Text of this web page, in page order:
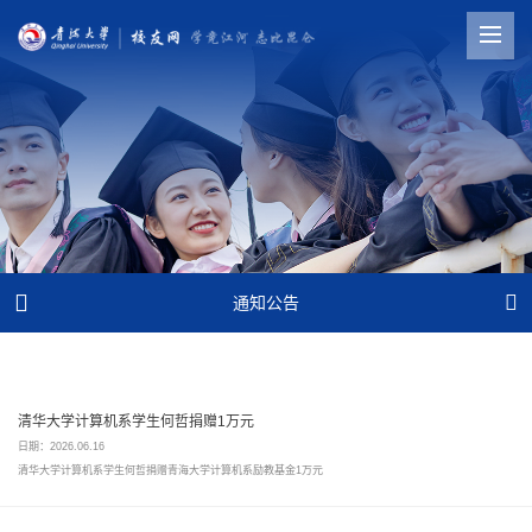
 通知公告 
清华大学计算机系学生何哲捐赠1万元
日期：2026.06.16
清华大学计算机系学生何哲捐赠青海大学计算机系励教基金1万元